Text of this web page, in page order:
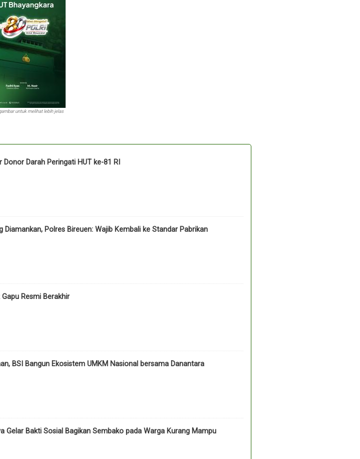
untuk melihat lebih jelas
Donor Darah Peringati HUT ke-81 RI
Polres Bireuen: Wajib Kembali ke Standar Pabrikan
Resmi Berakhir
BSI Bangun Ekosistem UMKM Nasional bersama Danantara
Gelar Bakti Sosial Bagikan Sembako pada Warga Kurang Mampu